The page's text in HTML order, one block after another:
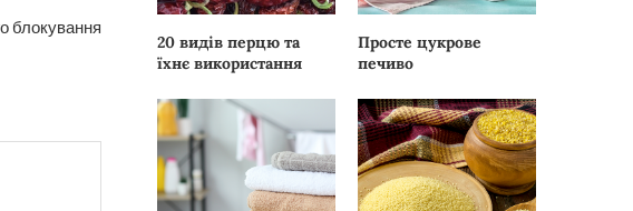
блокування
20 видів перцю та
їхнє використання
Просте цукрове
печиво